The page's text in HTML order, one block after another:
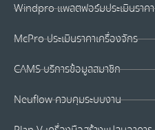
Windpro แพลตฟอร์มประเมินราคา
McPro ประเมินราคาเครื่องจักร
CAMS บริการข้อมูลสมาชิก
Neuflow ควบคุมระบบงาน